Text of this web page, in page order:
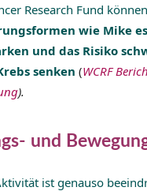
Research Fund können
wie Mike
und das Risiko
senken (WCRF
).
und
ist genauso